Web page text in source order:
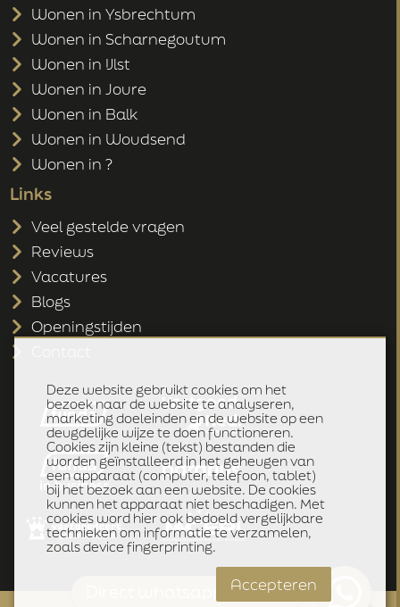
Wonen in Ysbrechtum
Wonen in Scharnegoutum
Wonen in IJlst
Wonen in Joure
Wonen in Balk
Wonen in Woudsend
Wonen in ?
Links
Veel gestelde vragen
Reviews
Vacatures
Blogs
Openingstijden
Deze website gebruikt cookies om het
bezoek naar de website te analyseren,
marketing doeleinden en de website op een
deugdelijke wijze te doen functioneren.
Cookies zijn kleine (tekst) bestanden die
worden geïnstalleerd in het geheugen van
een apparaat (computer, telefoon, tablet)
bij het bezoek aan een website. De cookies
kunnen het apparaat niet beschadigen. Met
cookies word hier ook bedoeld vergelijkbare
technieken om informatie te verzamelen,
zoals device fingerprinting.
Accepteren
Direct whatsapp klik hier